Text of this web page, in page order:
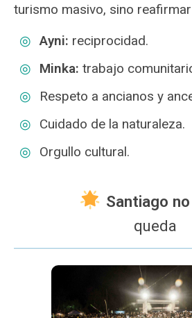
turismo masivo, sino
Ayni: reciprocidad.
Minka: trabajo
Respeto a ancianos y
Cuidado de la naturaleza.
Orgullo cultural.
Santiago
queda